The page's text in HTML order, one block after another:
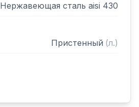
Нержавеющая сталь aisi 430
Пристенный (л.)